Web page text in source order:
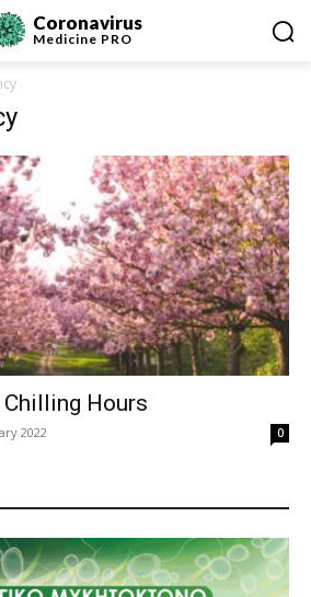
Coronavirus
Medicine PRO
Hours
2022 0